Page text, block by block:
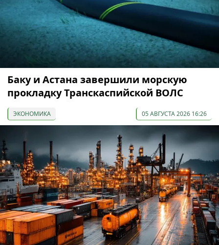
Баку и Астана завершили морскую
прокладку Транскаспийской ВОЛС
ЭКОНОМИКА 05 АВГУСТА 2026 16:26